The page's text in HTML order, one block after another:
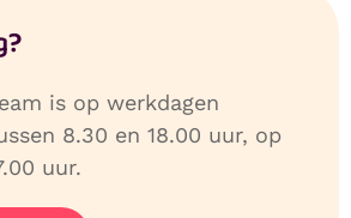
is op werkdagen
8.30 en 18.00 uur, op
uur.